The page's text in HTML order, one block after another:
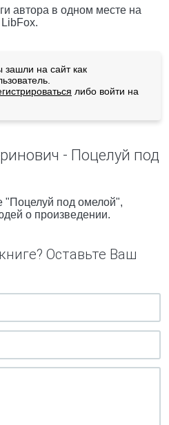
автора в одном месте на
на сайт как
либо войти на
- Поцелуй под
"Поцелуй под омелой",
о произведении.
Оставьте Ваш